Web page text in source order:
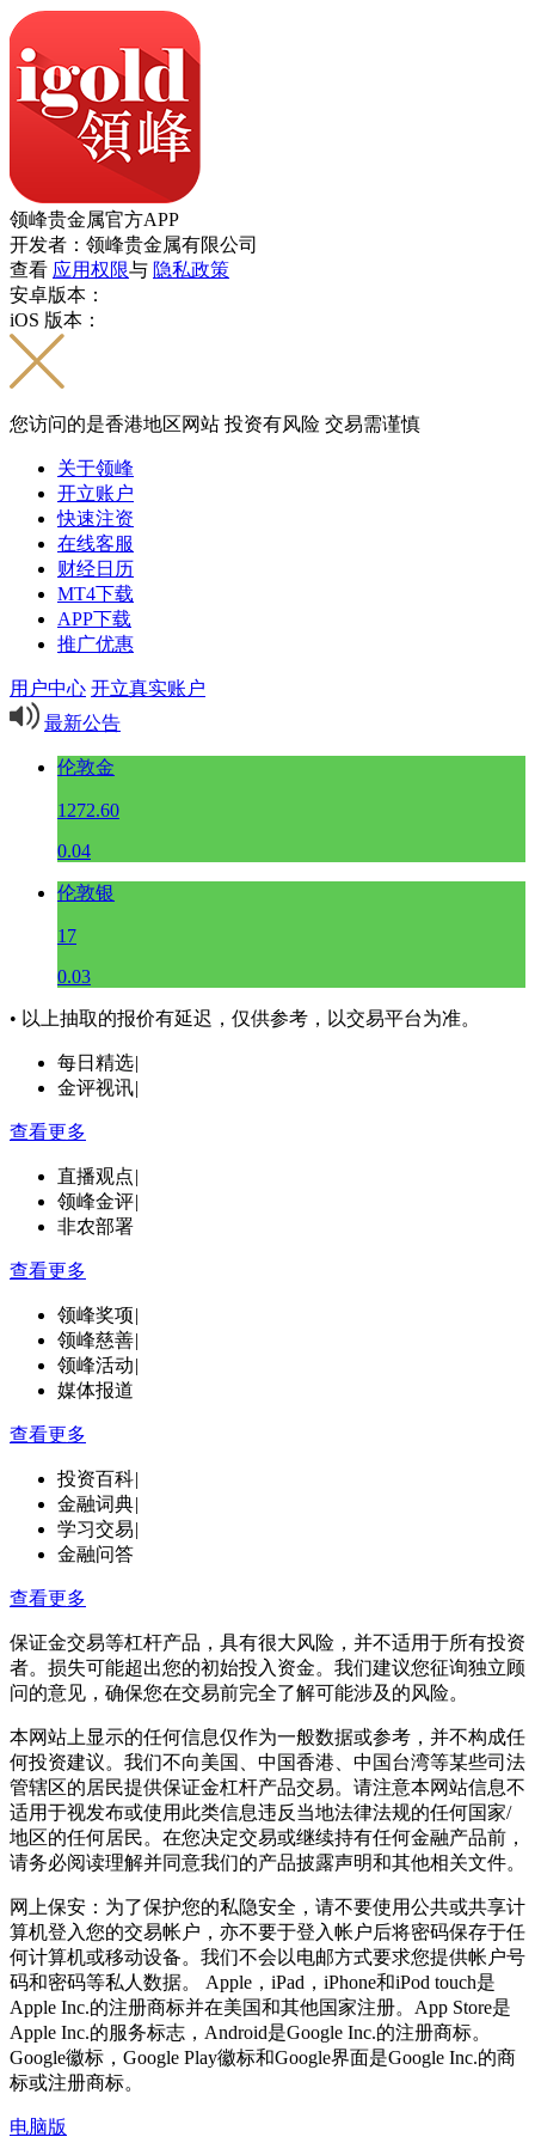
领峰贵金属官方APP
开发者：领峰贵金属有限公司
查看 应用权限与 隐私政策
安卓版本：
iOS 版本：
您访问的是香港地区网站 投资有风险 交易需谨慎
关于领峰
开立账户
快速注资
在线客服
财经日历
MT4下载
APP下载
推广优惠
用户中心 开立真实账户
最新公告
伦敦金
1272.60
0.04
伦敦银
17
0.03
• 以上抽取的报价有延迟，仅供参考，以交易平台为准。
每日精选|
金评视讯|
查看更多
直播观点|
领峰金评|
非农部署
查看更多
领峰奖项|
领峰慈善|
领峰活动|
媒体报道
查看更多
投资百科|
金融词典|
学习交易|
金融问答
查看更多
保证金交易等杠杆产品，具有很大风险，并不适用于所有投资
者。损失可能超出您的初始投入资金。我们建议您征询独立顾
问的意见，确保您在交易前完全了解可能涉及的风险。
本网站上显示的任何信息仅作为一般数据或参考，并不构成任
何投资建议。我们不向美国、中国香港、中国台湾等某些司法
管辖区的居民提供保证金杠杆产品交易。请注意本网站信息不
适用于视发布或使用此类信息违反当地法律法规的任何国家/
地区的任何居民。在您决定交易或继续持有任何金融产品前，
请务必阅读理解并同意我们的产品披露声明和其他相关文件。
网上保安：为了保护您的私隐安全，请不要使用公共或共享计
算机登入您的交易帐户，亦不要于登入帐户后将密码保存于任
何计算机或移动设备。我们不会以电邮方式要求您提供帐户号
码和密码等私人数据。 Apple，iPad，iPhone和iPod touch是
Apple Inc.的注册商标并在美国和其他国家注册。App Store是
Apple Inc.的服务标志，Android是Google Inc.的注册商标。
Google徽标，Google Play徽标和Google界面是Google Inc.的商
标或注册商标。
电脑版